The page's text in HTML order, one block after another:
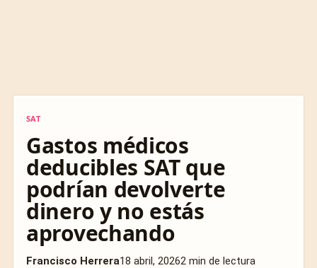
SAT
Gastos médicos
deducibles SAT que
podrían devolverte
dinero y no estás
aprovechando
Francisco Herrera18 abril, 20262 min de lectura